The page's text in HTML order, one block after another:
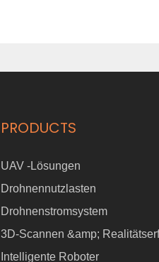
PRODUCTS
UAV -Lösungen
Drohnennutzlasten
Drohnenstromsystem
3D-Scannen &amp;
Intelligente Roboter